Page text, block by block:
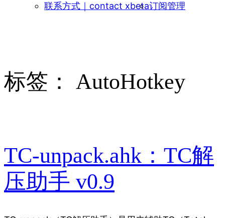
联系方式｜contact xbeta订阅管理
标签： AutoHotkey
TC-unpack.ahk：TC解
压助手 v0.9